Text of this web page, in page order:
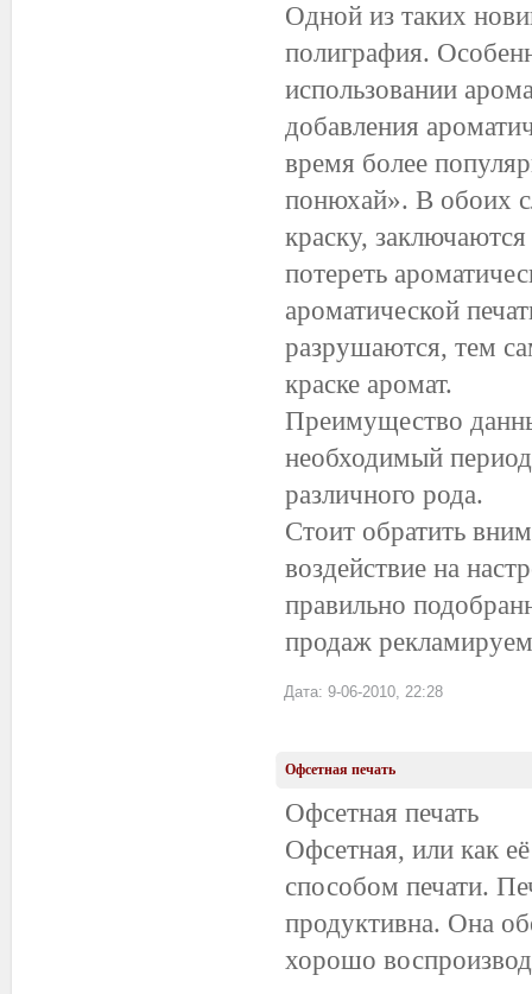
Одной из таких
полиграфия.
использовании
добавления
время более
понюхай». В обоих
краску,
потереть
ароматической
разрушаются, тем
краске аромат.
Преимущество
необходимый
различного рода.
Стоит обратить
воздействие на
правильно
продаж
Дата: 9-06-2010, 22:28
Офсетная печать
Офсетная печать
Офсетная, или как
способом печати.
продуктивна. Она
хорошо